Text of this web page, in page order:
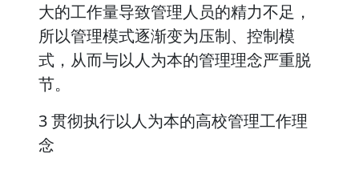
大的工作量导致管理人员的精力不足，
所以管理模式逐渐变为压制、控制模
式，从而与以人为本的管理理念严重脱
节。
3 贯彻执行以人为本的高校管理工作理
念